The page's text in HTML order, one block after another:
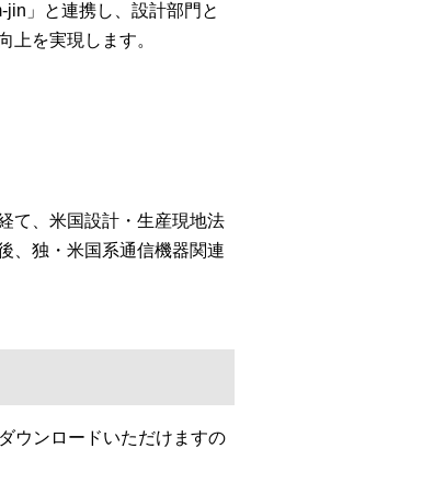
」と連携し、設計部門と
上を実現します。
て、米国設計・生産現地法
、独・米国系通信機器関連
ウンロードいただけますの